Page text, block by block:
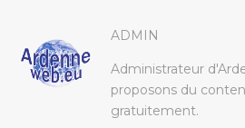
ADMIN
Administrateur
proposons du
gratuitement.